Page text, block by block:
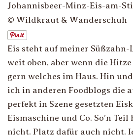
Johannisbeer-Minz-Eis-am-
© Wildkraut & Wanderschuh
Eis steht auf meiner
weit oben, aber wenn die
gern welches im Haus. Hin
ich in anderen Foodblogs die
perfekt in Szene gesetzten
Eismaschine und Co. So’n
nicht. Platz dafür auch nicht.